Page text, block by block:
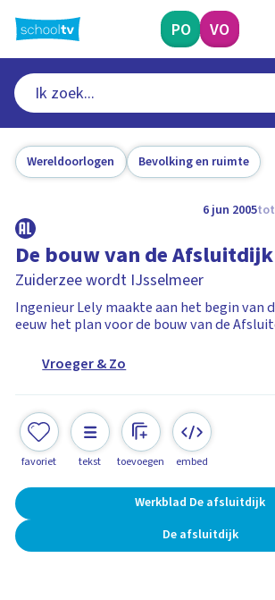
naar
hoofdinhoud
PO VO
Wereldoorlogen Bevolking en ruimte
6 jun 2005tot
De bouw van de Afsluitdijk
Zuiderzee wordt IJsselmeer
Ingenieur Lely maakte aan het begin van
eeuw het plan voor de bouw van de
Vroeger & Zo
favoriet tekst toevoegen embed
Werkblad De afsluitdijk
De afsluitdijk